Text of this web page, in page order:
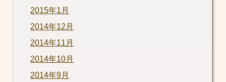
2015年1月
2014年12月
2014年11月
2014年10月
2014年9月